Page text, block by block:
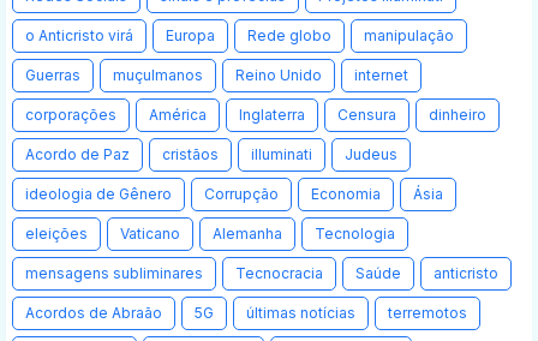
o Anticristo virá Europa Rede globo manipulação
Guerras muçulmanos Reino Unido internet
corporações América Inglaterra Censura dinheiro
Acordo de Paz cristãos illuminati Judeus
ideologia de Gênero Corrupção Economia Ásia
eleições Vaticano Alemanha Tecnologia
mensagens subliminares Tecnocracia Saúde anticristo
Acordos de Abraão 5G últimas notícias terremotos